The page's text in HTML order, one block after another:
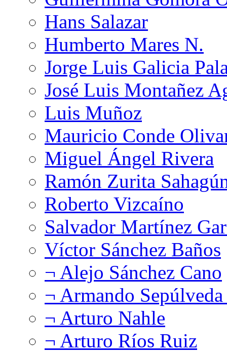
Hans Salazar
Humberto Mares N.
Jorge Luis Galicia
José Luis Montañez
Luis Muñoz
Mauricio Conde
Miguel Ángel Rivera
Ramón Zurita
Roberto Vizcaíno
Salvador Martínez
Víctor Sánchez Baños
¬ Alejo Sánchez Cano
¬ Armando
¬ Arturo Nahle
¬ Arturo Ríos Ruiz